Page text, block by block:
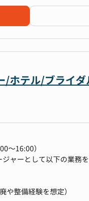
社的に利他的な社員が
予実管理（KPIモニタリ
ける意思決定のサポート
て種々の施策を展開し
身の仕事がダイレクト
個人投資家とのコミュ
のファイナンスなど、
、大手メーカーや外資
そういったメンバーと
リンシパル投資の戦略
タリング
スの強みであるDXや営
イクルの徹底、予実管理
ホテル/ブライ
～16:00）
ャーとして以下の業務
や整備経験を想定）